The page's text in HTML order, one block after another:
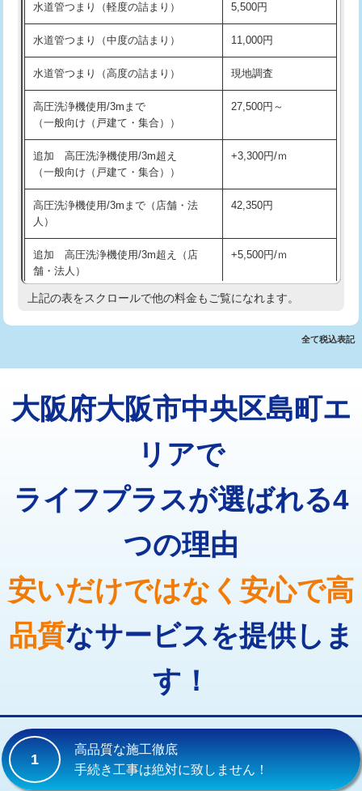
洗面台設置 38,500円
化粧台設置 22,000円
追加人工 16,500円
廃棄・処分 現場見積
※給水管工事は20mmまでの価格です。
交換・取付(排水栓・排水トラップ
22,000円+材料費
持込商品取付（混合水栓）
持込商品取付（浄水器・分岐水栓） 16,500円
業）
排水管工事（追加 排水管工事/3ｍ超
え）
マス交換（土の掘削・埋め戻し作業） 11,000円~
マス交換（深さ50㎝以上） 66,000円
コンクリート斫り（厚さ10㎝超え）
モルタル補修（厚さ10㎝まで） 27,500円
16,500円
廃棄・処分 現場見積
水道管つまり（軽度の詰まり） 5,500円
水道管つまり（中度の詰まり） 11,000円
水道管つまり（高度の詰まり） 現地調査
高圧洗浄機使用/3mまで
（一般向け（戸建て・集合））
27,500円～
追加 高圧洗浄機使用/3m超え
（一般向け（戸建て・集合））
+3,300円/ｍ
高圧洗浄機使用/3mまで（店舗・法
人）
42,350円
追加 高圧洗浄機使用/3m超え（店
舗・法人）
+5,500円/ｍ
高度高圧洗浄換 現地調査
トーラー機使用/3mまで 33,000円
追加トーラー機使用/3m超え +3,300円
止水・漏水調査・防水処理・清掃・修
11,000円
止水・漏水調査・防水処理・清掃・修
22,000円
止水・漏水調査・防水処理・清掃・修
理・調整・分解・加工など（重作業）
33,000円
その他部品の脱着 8,800円～
交換・取付(単水栓（壁付・デッキ
式）)
13,200円+材料費
交換・取付(混合水栓（壁付・デッキ
式・ワンホール）)
16,500円+材料費
上記の表をスクロールで他の料金もご覧になれます。
全て税込表記
大阪府大阪市中央区島町エ
リアで
ライフプラスが選ばれる4
つの理由
安いだけではなく安心で高
品質なサービスを提供しま
す！
1
高品質な施工徹底
手続き工事は絶対に致しません！